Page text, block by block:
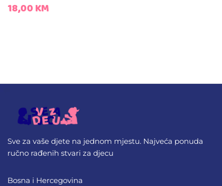
18,00KM
Sve za vaše djete na jednom mjestu. Najveća ponuda
ručno rađenih stvari za djecu
Bosna i Hercegovina